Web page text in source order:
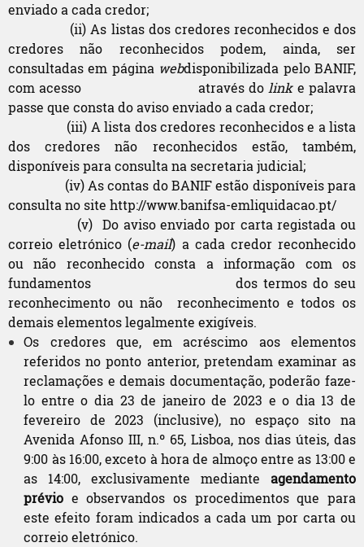
enviado a cada credor;
(ii) As listas dos credores reconhecidos e dos
credores não reconhecidos podem, ainda, ser
consultadas em página webdisponibilizada pelo BANIF,
com acesso através do linke palavra
passe que consta do aviso enviado a cada credor;
(iii) A lista dos credores reconhecidos e a lista
dos credores não reconhecidos estão, também,
disponíveis para consulta na secretaria judicial;
(iv) As contas do BANIF estão disponíveis para
consulta no site http://www.banifsa-emliquidacao.pt/
(v) Do aviso enviado por carta registada ou
correio eletrónico (e-mail) a cada credor reconhecido
ou não reconhecido consta a informação com os
fundamentos dos termos do seu
reconhecimento ou não reconhecimento e todos os
demais elementos legalmente exigíveis.
Os credores que, em acréscimo aos elementos
referidos no ponto anterior, pretendam examinar as
reclamações e demais documentação, poderão faze-
lo entre o dia 23 de janeiro de 2023 e o dia 13 de
fevereiro de 2023 (inclusive), no espaço sito na
Avenida Afonso III, n.º 65, Lisboa, nos dias úteis, das
9:00 às 16:00, exceto à hora de almoço entre as 13:00 e
as 14:00, exclusivamente mediante agendamento
prévio e observandos os procedimentos que para
este efeito foram indicados a cada um por carta ou
correio eletrónico.